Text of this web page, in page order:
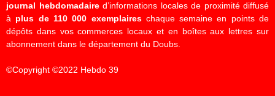
journal hebdomadaired’informations locales de proximité diffusé
à plus de 110 000 exemplaireschaque semaine en points de
dépôts dans vos commerces locaux et en boîtes aux lettres sur
abonnement dans le département du Doubs.
©Copyright ©2022 Hebdo 39